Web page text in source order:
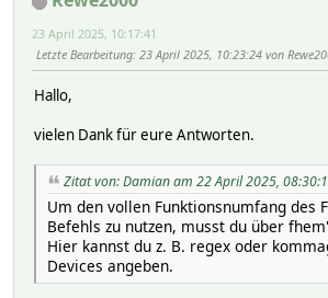
# NR 597
# STATE initialized
# TYPE DOIF
# eventCount 62
# READINGS:
# 2025-04-21 11:44:58
# 2025-04-21 11:44:58
# 2025-04-21 11:44:58
# 2025-04-21 11:43:27
# 2025-04-21 11:43:27
# Regex:
# accu:
23 April 2025, 10:17:41
Letzte Bearbeitung: 23 April 2025, 10:23:24 von
Hallo,
vielen Dank für eure Antworten.
Zitat von: Damian am 22 April 2025,
Um den vollen Funktionsnumfang des
Befehls zu nutzen, musst du über
Hier kannst du z. B. regex oder
Devices angeben.